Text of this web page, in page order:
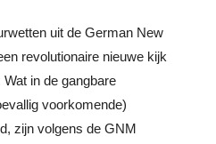
uit de German New
revolutionaire nieuwe kijk
in de gangbare
voorkomende)
zijn volgens de GNM